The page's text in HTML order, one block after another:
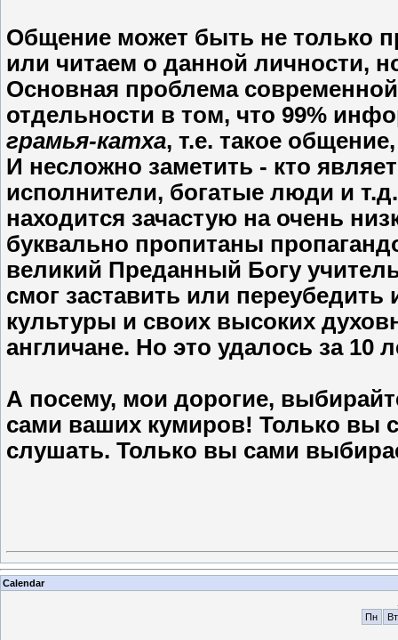
Общение может быть не только
или читаем о данной личности,
Основная проблема
отдельности в том, что 99%
грамья-катха, т.е. такое
И несложно заметить - кто
исполнители, богатые люди и
находится зачастую на очень
буквально пропитаны
великий Преданный Богу
смог заставить или переубедить
культуры и своих высоких
англичане. Но это удалось за 10
А посему, мои дорогие,
сами ваших кумиров! Только вы
слушать. Только вы сами
Calendar
Пн
Вт